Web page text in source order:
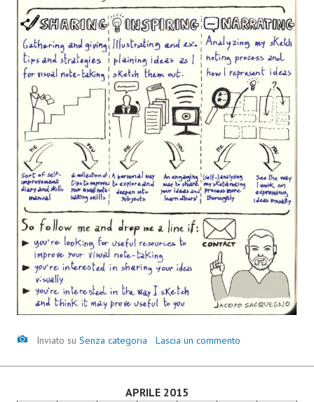
Inviato su Senza categoria Lascia un commento
APRILE 2015